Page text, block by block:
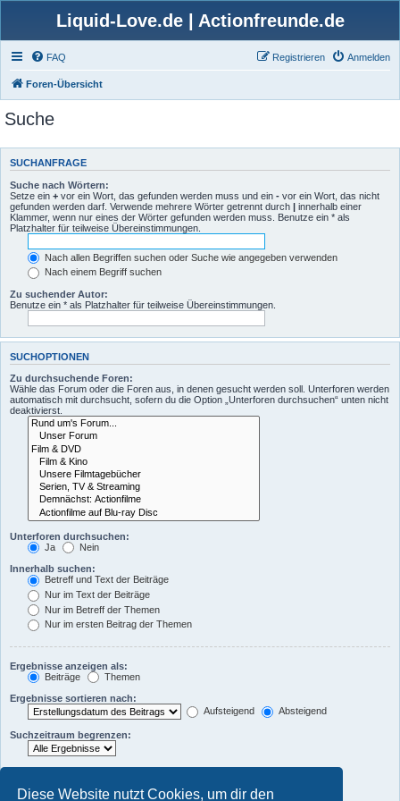
Diese Website nutzt Cookies, um dir den
Liquid-Love.de | Actionfreunde.de
FAQ Anmelden
Registrieren
Foren-Übersicht
Suche
SUCHANFRAGE
Suche nach Wörtern:
Setze ein + vor ein Wort, das gefunden werden muss und ein - vor ein Wort, das nicht
gefunden werden darf. Verwende mehrere Wörter getrennt durch | innerhalb einer
Klammer, wenn nur eines der Wörter gefunden werden muss. Benutze ein * als
Platzhalter für teilweise Übereinstimmungen.
Nach allen Begriffen suchen oder Suche wie angegeben verwenden
Nach einem Begriff suchen
Zu suchender Autor:
Benutze ein * als Platzhalter für teilweise Übereinstimmungen.
SUCHOPTIONEN
Zu durchsuchende Foren:
Wähle das Forum oder die Foren aus, in denen gesucht werden soll. Unterforen werden
automatisch mit durchsucht, sofern du die Option „Unterforen durchsuchen“ unten nicht
deaktivierst.
Unterforen durchsuchen:
Ja
Nein
Innerhalb suchen:
Betreff und Text der Beiträge
Nur im Text der Beiträge
Nur im Betreff der Themen
Nur im ersten Beitrag der Themen
Ergebnisse anzeigen als:
Beiträge
Themen
Ergebnisse sortieren nach:
Aufsteigend
Absteigend
Suchzeitraum begrenzen: